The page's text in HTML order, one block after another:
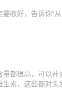
收好，告诉你“从
都很高，可以
素，这些都对